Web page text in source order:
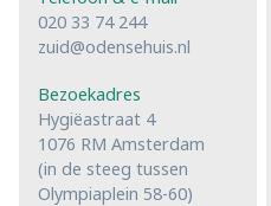
020 33 74 244
zuid@odensehuis.nl
Bezoekadres
Hygiëastraat 4
1076 RM Amsterdam
(in de steeg tussen
Olympiaplein 58-60)